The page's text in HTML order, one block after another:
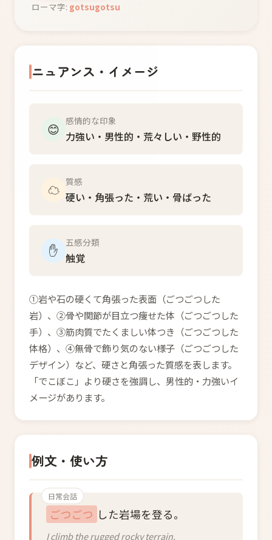
ローマ字: gotsugotsu
ニュアンス・イメージ
😊 感情的な印象
力強い・男性的・荒々しい・野性的
☁️ 質感
硬い・角張った・荒い・骨ばった
✋ 五感分類
触覚
①岩や石の硬くて角張った表面（ごつごつした
岩）、②骨や関節が目立つ痩せた体（ごつごつした
手）、③筋肉質でたくましい体つき（ごつごつした
体格）、④無骨で飾り気のない様子（ごつごつした
デザイン）など、硬さと角張った質感を表します。
「でこぼこ」より硬さを強調し、男性的・力強いイ
メージがあります。
例文・使い方
日常会話
ごつごつ した岩場を登る。
I climb the rugged rocky terrain.